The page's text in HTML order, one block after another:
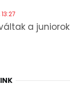
a juniorok